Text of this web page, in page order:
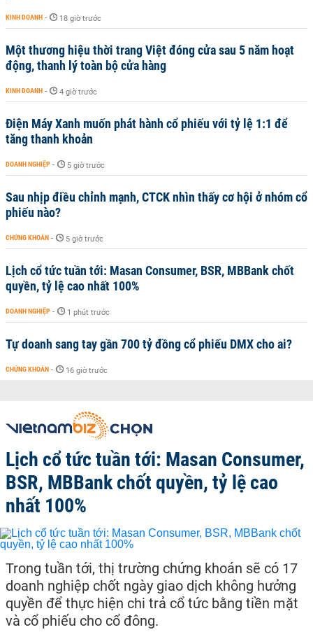
KINH DOANH - 18 giờ trước
Một thương hiệu thời trang Việt đóng cửa sau 5 năm hoạt
động, thanh lý toàn bộ cửa hàng
KINH DOANH - 4 giờ trước
Điện Máy Xanh muốn phát hành cổ phiếu với tỷ lệ 1:1 để
tăng thanh khoản
DOANH NGHIỆP - 5 giờ trước
Sau nhịp điều chỉnh mạnh, CTCK nhìn thấy cơ hội ở nhóm cổ
phiếu nào?
CHỨNG KHOÁN - 5 giờ trước
Lịch cổ tức tuần tới: Masan Consumer, BSR, MBBank chốt
quyền, tỷ lệ cao nhất 100%
DOANH NGHIỆP - 1 phút trước
Tự doanh sang tay gần 700 tỷ đồng cổ phiếu DMX cho ai?
CHỨNG KHOÁN - 16 giờ trước
Lịch cổ tức tuần tới: Masan Consumer,
BSR, MBBank chốt quyền, tỷ lệ cao
nhất 100%
Trong tuần tới, thị trường chứng khoán sẽ có 17
doanh nghiệp chốt ngày giao dịch không hưởng
quyền để thực hiện chi trả cổ tức bằng tiền mặt
và cổ phiếu cho cổ đông.